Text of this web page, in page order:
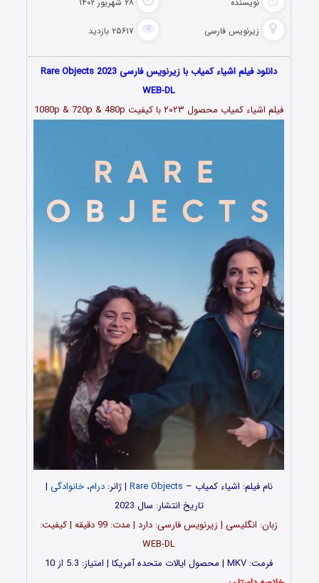
زیرنویس فارسی ۲۵۶۱۷ بازدید
دانلود فیلم اشیاء کمیاب با زیرنویس فارسی Rare Objects 2023
WEB-DL
فیلم اشیاء کمیاب محصول ۲۰۲۳ با کیفیت 1080p & 720p & 480p
نام فیلم: اشیاء کمیاب – Rare Objects | ژانر:درام،خانوادگی |
تاریخ انتشار: سال 2023
زبان: انگلیسی | زیرنویس فارسی: دارد | مدت‌: 99 دقیقه | کیفیت:
WEB-DL
فرمت: MKV | محصول ایالات متحده آمریکا | امتیاز: 5.3 از 10